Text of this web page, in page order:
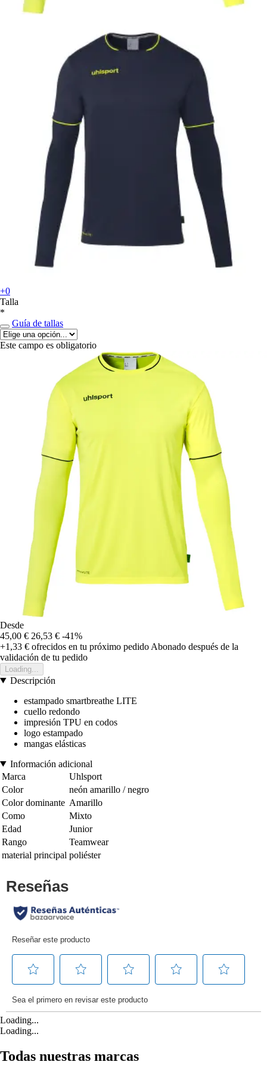
+0
Talla
*
Guía de tallas
Este campo es obligatorio
Desde
45,00 € 26,53 € -41%
+1,33 € ofrecidos en tu próximo pedido Abonado después de la
validación de tu pedido
Loading...
Descripción
estampado smartbreathe LITE
cuello redondo
impresión TPU en codos
logo estampado
mangas elásticas
Información adicional
Marca
Uhlsport
Color
neón amarillo / negro
Color dominante Amarillo
Como
Mixto
Edad
Junior
Rango
Teamwear
material principal poliéster
Loading...
Loading...
Todas nuestras marcas